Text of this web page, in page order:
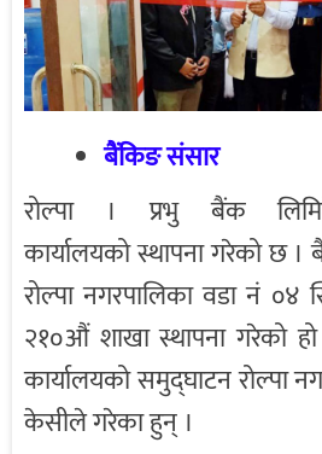
बैंकिङ संसार
रोल्पा । प्रभु बैंक
कार्यालयको स्थापना गरेको छ
रोल्पा नगरपालिका वडा नं ०४
२१०औं शाखा स्थापना गरेको
कार्यालयको समुद्घाटन रोल्पा
केसीले गरेका हुन् ।